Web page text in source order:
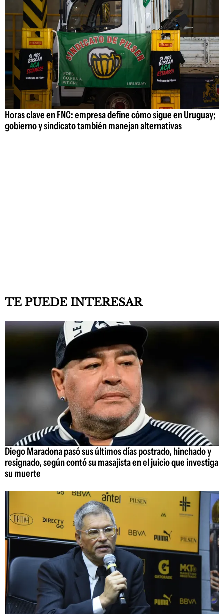
Horas clave en FNC: empresa define cómo sigue en Uruguay;
gobierno y sindicato también manejan alternativas
TE PUEDE INTERESAR
Diego Maradona pasó sus últimos días postrado, hinchado y
resignado, según contó su masajista en el juicio que investiga
su muerte